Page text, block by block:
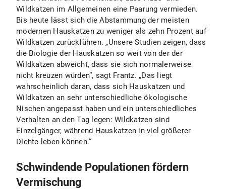
Wildkatzen im Allgemeinen eine Paarung vermieden.
Bis heute lässt sich die Abstammung der meisten
modernen Hauskatzen zu weniger als zehn Prozent auf
Wildkatzen zurückführen. „Unsere Studien zeigen, dass
die Biologie der Hauskatzen so weit von der der
Wildkatzen abweicht, dass sie sich normalerweise
nicht kreuzen würden“, sagt Frantz. „Das liegt
wahrscheinlich daran, dass sich Hauskatzen und
Wildkatzen an sehr unterschiedliche ökologische
Nischen angepasst haben und ein unterschiedliches
Verhalten an den Tag legen: Wildkatzen sind
Einzelgänger, während Hauskatzen in viel größerer
Dichte leben können.“
Schwindende Populationen fördern
Vermischung